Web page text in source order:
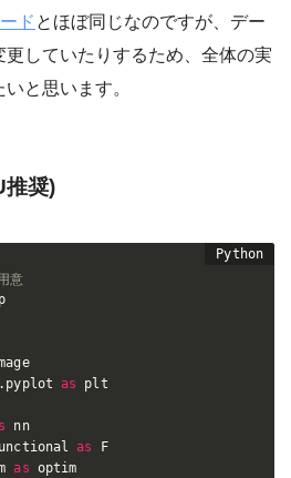
ド とほぼ同じなのですが、デー
していたりするため、全体の実
と思います。
推奨)
意
Image
. pyplot as
nn
as
F
as